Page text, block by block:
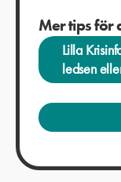
Mer tips för
Lilla
ledsen